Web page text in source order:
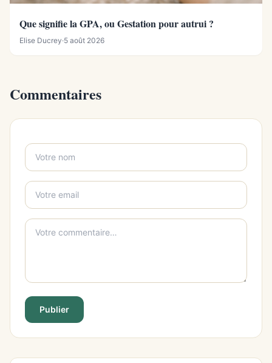
Que signifie la GPA, ou Gestation pour autrui ?
Elise Ducrey·5 août 2026
Commentaires
Publier